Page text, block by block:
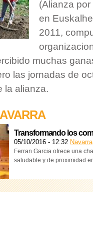
(Alianza
en
2011,
muchas
las jornadas de
la alianza.
Transformando los
05/10/2016 - 12:32 Navarra
Ferran Garcia ofrece una
saludable y de proximidad